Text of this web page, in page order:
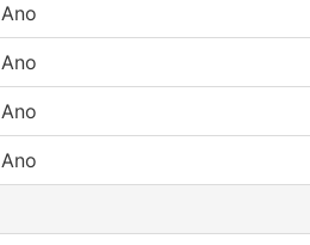
Ano
Ano
Ano
Ano